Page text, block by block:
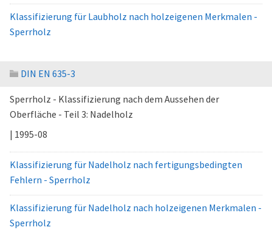
Klassifizierung für Laubholz nach holzeigenen Merkmalen -
Sperrholz
DIN EN 635-3
Sperrholz - Klassifizierung nach dem Aussehen der
Oberfläche - Teil 3: Nadelholz
| 1995-08
Klassifizierung für Nadelholz nach fertigungsbedingten
Fehlern - Sperrholz
Klassifizierung für Nadelholz nach holzeigenen Merkmalen -
Sperrholz